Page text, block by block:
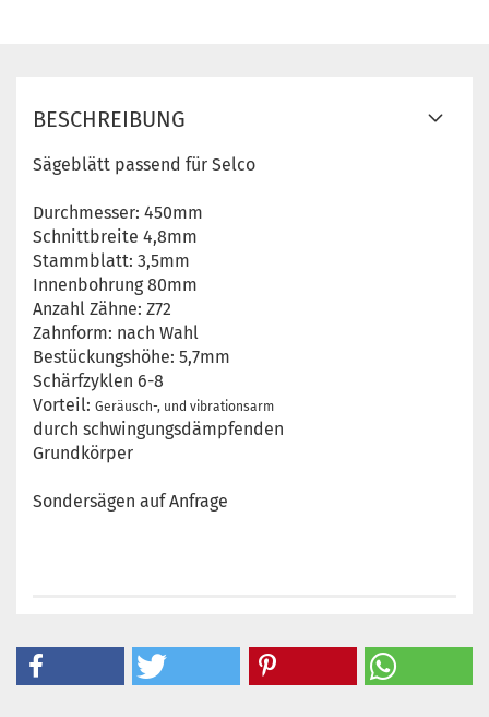
BESCHREIBUNG
Sägeblätt passend für Selco
Durchmesser: 450mm
Schnittbreite 4,8mm
Stammblatt: 3,5mm
Innenbohrung 80mm
Anzahl Zähne: Z72
Zahnform: nach Wahl
Bestückungshöhe: 5,7mm
Schärfzyklen 6-8
Vorteil: Geräusch-, und vibrationsarm
durch schwingungsdämpfenden
Grundkörper
Sondersägen auf Anfrage